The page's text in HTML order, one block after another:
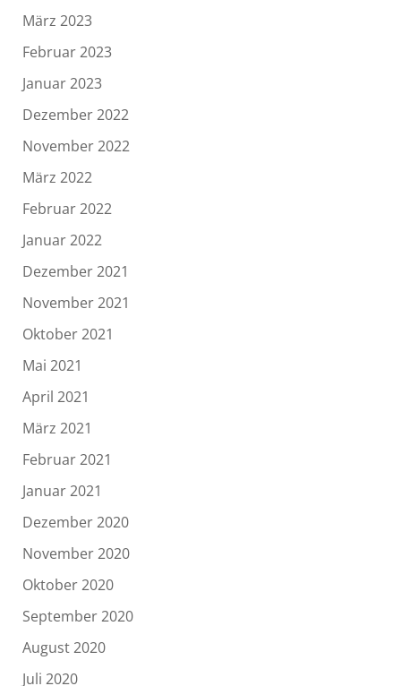
März 2023
Februar 2023
Januar 2023
Dezember 2022
November 2022
März 2022
Februar 2022
Januar 2022
Dezember 2021
November 2021
Oktober 2021
Mai 2021
April 2021
März 2021
Februar 2021
Januar 2021
Dezember 2020
November 2020
Oktober 2020
September 2020
August 2020
Juli 2020